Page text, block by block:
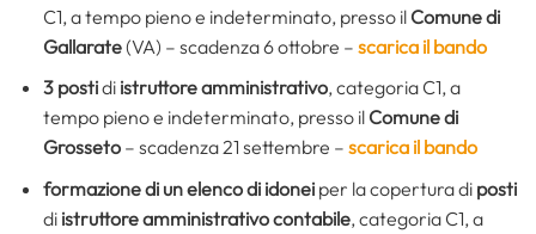
C1, a tempo pieno e indeterminato, presso ilComune di
Gallarate(VA) – scadenza 6 ottobre – scarica il bando
3 postidi istruttore amministrativo, categoria C1, a
tempo pieno e indeterminato, presso il Comune di
Grosseto– scadenza 21 settembre – scarica il bando
formazione di un elenco di idoneiper la copertura di posti
di istruttore amministrativo contabile, categoria C1, a